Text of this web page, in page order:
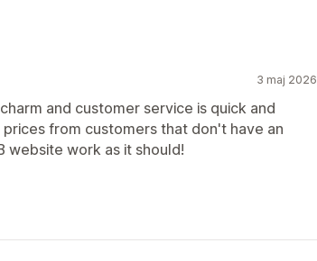
3 maj 2026
and customer service is quick and
from customers that don't have an
website work as it should!